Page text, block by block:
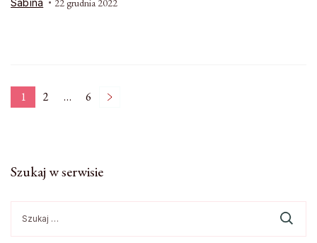
Sabina 22 grudnia 2022
Stronicowanie
Strona
1 Strona
2 … Strona
6
Szukaj w serwisie